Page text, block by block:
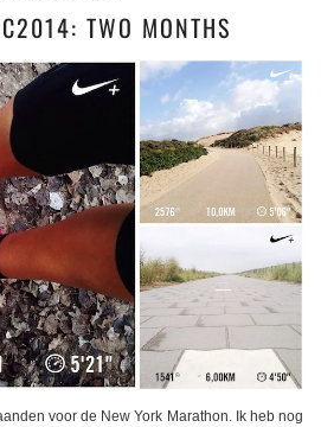
TWO MONTHS
voor de New York Marathon. Ik heb nog